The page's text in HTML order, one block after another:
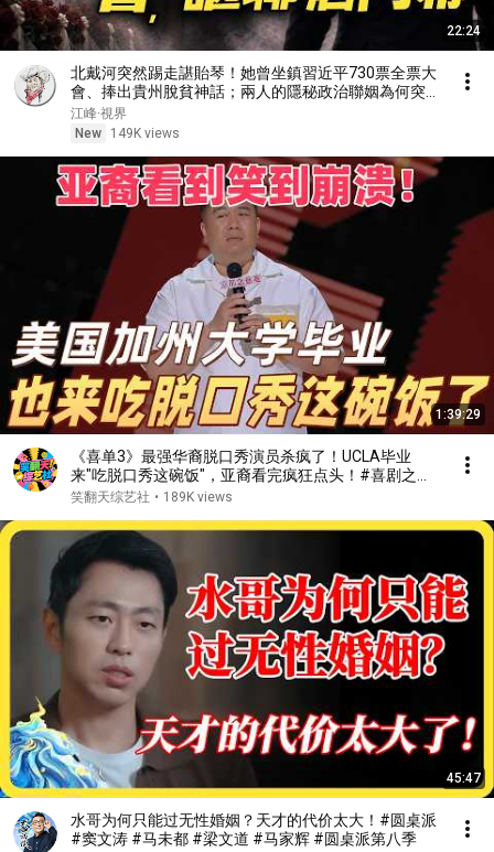
22:24
北戴河突然踢走諶貽琴！她曾坐鎮習近平730票全票大
會、捧出貴州脫貧神話；兩人的隱秘政治聯姻為何突然
到頭？【江峰視界20260805第454期】
江峰·視界
New
149K views
1:39:29
《喜单3》最强华裔脱口秀演员杀疯了！UCLA毕业
来"吃脱口秀这碗饭"，亚裔看完疯狂点头！#喜剧之王
单口季 #脱口秀 #搞笑 #喜剧 #funny #综艺
笑翻天综艺社 • 189K views
45:47
水哥为何只能过无性婚姻？天才的代价太大！#圆桌派
#窦文涛 #马未都 #梁文道 #马家辉 #圆桌派第八季